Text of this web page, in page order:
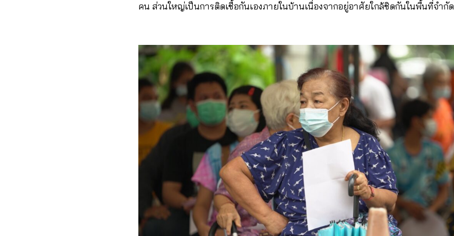
คน ส่วนใหญ่เป็นการติดเชื้อกันเองภายในบ้าน​เนื่องจากอยู่อาศัยใกล้ชิดกันในพื้นที่จำกัด